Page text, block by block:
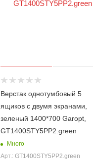
Верстак однотумбовый 5
ящиков с двумя экранами,
зеленый 1400*700 Garopt,
GT1400STY5PP2.green
Много
Арт.: GT1400STY5PP2.green